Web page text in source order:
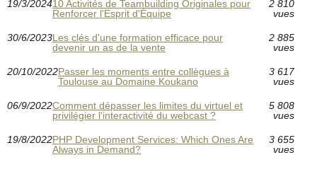
19/3/202410 Activités de Teambuilding Originales pour
Renforcer l'Esprit d'Équipe
2 810
vues
30/6/2023Les clés d'une formation efficace pour
devenir un as de la vente
2 885
vues
20/10/2022Passer les moments entre collègues à
Toulouse au Domaine Koukano
3 617
vues
06/9/2022Comment dépasser les limites du virtuel et
privilégier l'interactivité du webcast ?
5 808
vues
19/8/2022PHP Development Services: Which Ones Are
Always in Demand?
3 655
vues